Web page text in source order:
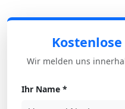
Wir melden uns
Ihr Name *